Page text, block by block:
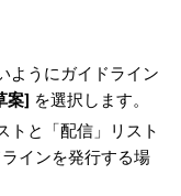
ようにガイドライン
案] を選択します。
トと「配信」リスト
インを発行する場